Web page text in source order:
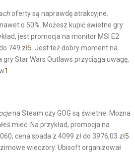
oferty są naprawdę atrakcyjne.
o 50%. Możesz kupić świetne gry
jest promocja na monitor MSI E2
749 zł5. Jest też dobry moment na
gry Star Wars Outlaws przyciąga uwagę,
1 .
na Steam czy GOG są świetne. Można
mieć. Na przykład, promocja na
cena spada z 4099 zł do 3976,03 zł5.
zimowe wieczory. Ubisoft organizował